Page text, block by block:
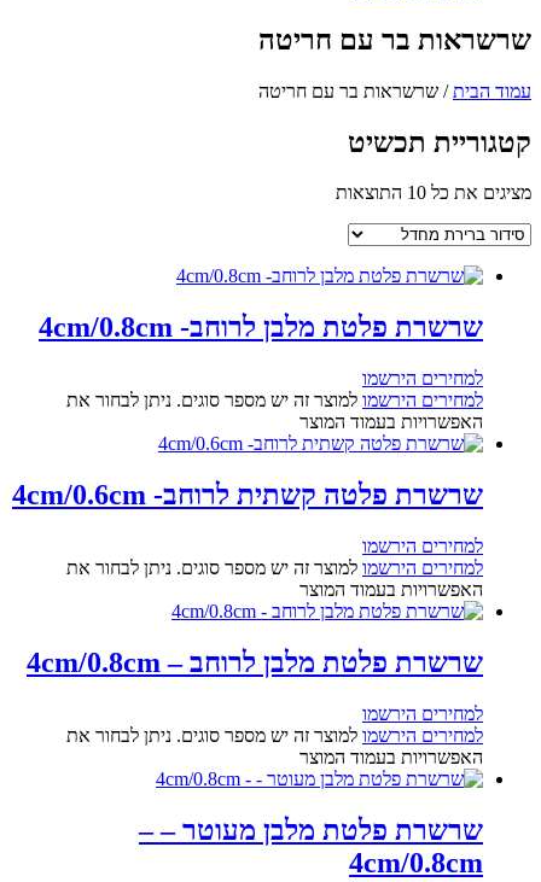
שרשראות בר עם חריטה
עמוד הבית/ שרשראות בר עם חריטה
קטגוריית תכשיט
מציגים את כל ⁦10⁩ התוצאות
שרשרת פלטת מלבן לרוחב- 4cm/0.8cm
למחירים הירשמו
למחירים הירשמו למוצר זה יש מספר סוגים. ניתן לבחור את
האפשרויות בעמוד המוצר
שרשרת פלטה קשתית לרוחב- 4cm/0.6cm
למחירים הירשמו
למחירים הירשמו למוצר זה יש מספר סוגים. ניתן לבחור את
האפשרויות בעמוד המוצר
שרשרת פלטת מלבן לרוחב – 4cm/0.8cm
למחירים הירשמו
למחירים הירשמו למוצר זה יש מספר סוגים. ניתן לבחור את
האפשרויות בעמוד המוצר
שרשרת פלטת מלבן מעוטר – –
4cm/0.8cm